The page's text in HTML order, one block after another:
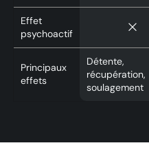
Effet
psychoactif
Principaux
effets
Détente,
récupération,
soulagement